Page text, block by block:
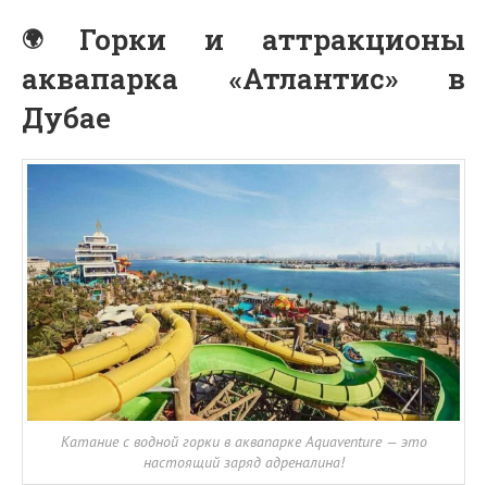
Горки и аттракционы
аквапарка «Атлантис» в
Дубае
Катание с водной горки в аквапарке Aquaventure — это
настоящий заряд адреналина!